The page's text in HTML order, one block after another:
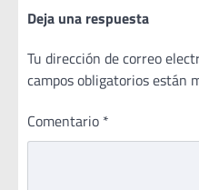
Deja una respuesta
Tu dirección de correo
campos obligatorios están
Comentario *